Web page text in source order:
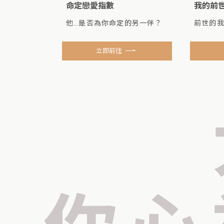
命定戀愛指數
他…是否為你命定的另一伴？
立即前往
我的前
前世的